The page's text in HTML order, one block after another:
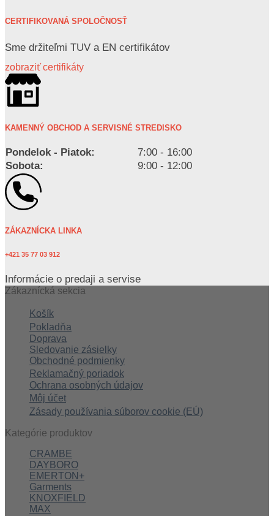
CERTIFIKOVANÁ SPOLOČNOSŤ
Sme držiteľmi TUV a EN certifikátov
zobraziť certifikáty
KAMENNÝ OBCHOD A SERVISNÉ STREDISKO
Pondelok - Piatok:
7:00 - 16:00
Sobota:
9:00 - 12:00
ZÁKAZNÍCKA LINKA
+421 35 77 03 912
Informácie o predaji a servise
Zákaznícká sekcia
Košík
Pokladňa
Doprava
Sledovanie zásielky
Obchodné podmienky
Reklamačný poriadok
Ochrana osobných údajov
Môj účet
Zásady používania súborov cookie (EÚ)
Kategórie produktov
CRAMBE
DAYBORO
EMERTON+
Garments
KNOXFIELD
MAX